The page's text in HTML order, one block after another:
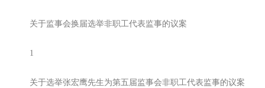
关于监事会换届选举非职工代表监事的议案
1
关于选举张宏鹰先生为第五届监事会非职工代表监事的议案